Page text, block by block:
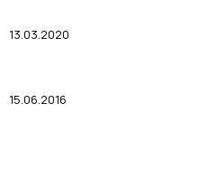
13.03.2020
15.06.2016